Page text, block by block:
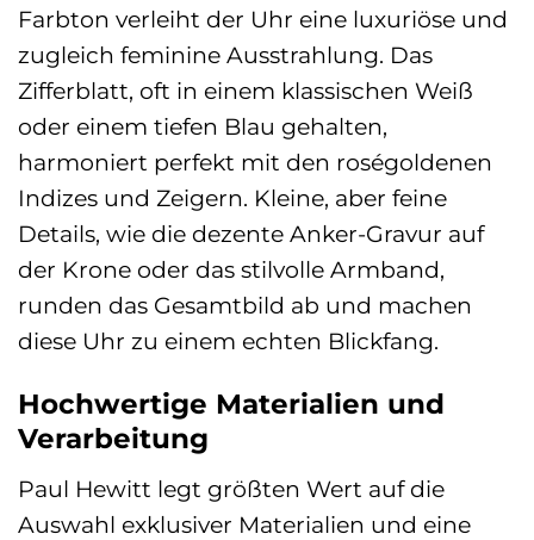
Farbton verleiht der Uhr eine luxuriöse und
zugleich feminine Ausstrahlung. Das
Zifferblatt, oft in einem klassischen Weiß
oder einem tiefen Blau gehalten,
harmoniert perfekt mit den roségoldenen
Indizes und Zeigern. Kleine, aber feine
Details, wie die dezente Anker-Gravur auf
der Krone oder das stilvolle Armband,
runden das Gesamtbild ab und machen
diese Uhr zu einem echten Blickfang.
Hochwertige Materialien und
Verarbeitung
Paul Hewitt legt größten Wert auf die
Auswahl exklusiver Materialien und eine